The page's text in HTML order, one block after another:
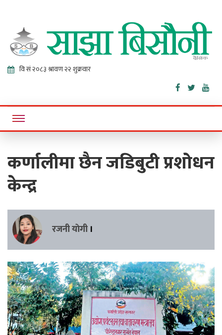
Sajha
Bisaunee
Online News Portal
कर्णालीमा छैन जडिबुटी प्रशोधन
केन्द्र
रजनी याेगी ।